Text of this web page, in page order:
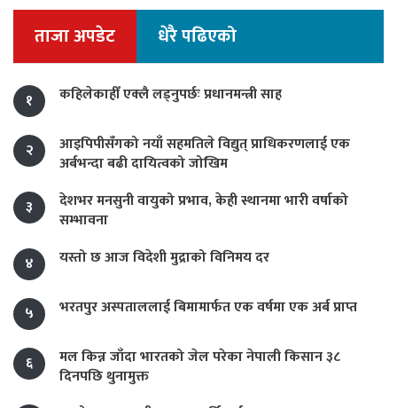
ताजा अपडेट धेरै पढिएको
१ कहिलेकाहीँ एक्लै लड्नुपर्छः प्रधानमन्त्री साह
२
आइपिपीसँगको नयाँ सहमतिले विद्युत् प्राधिकरणलाई एक
अर्बभन्दा बढी दायित्वको जोखिम
३
देशभर मनसुनी वायुको प्रभाव, केही स्थानमा भारी वर्षाको
सम्भावना
४
यस्तो छ आज विदेशी मुद्राको विनिमय दर
५ भरतपुर अस्पताललाई बिमामार्फत एक वर्षमा एक अर्ब प्राप्त
६
मल किन्न जाँदा भारतको जेल परेका नेपाली किसान ३८
दिनपछि थुनामुक्त